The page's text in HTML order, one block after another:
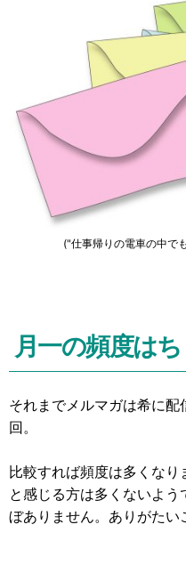
("仕事帰りの電車の中で
月一の頻度は
それまでメルマガは希に
回。
比較すれば頻度は多くな
と感じる方は多くないよ
ぼありません。ありがたい